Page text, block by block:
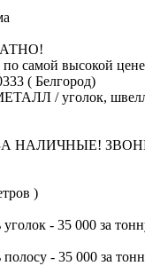
самой высокой
( Белгород)
/ уголок,
НАЛИЧНЫЕ!
)
- 35 000 за
- 35 000 за